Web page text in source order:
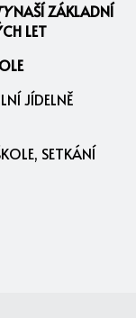
NAŠÍ ZÁKLADNÍ
LET
JÍDELNĚ
SETKÁNÍ